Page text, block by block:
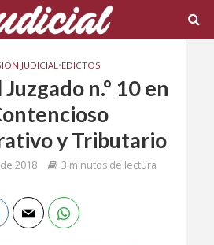
JUDICIAL•EDICTOS
n.º 10 en
y Tributario
2018 3 minutos de lectura